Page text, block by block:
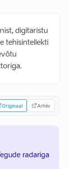
digitaristu
tehisintellekti
Originaal Arhiiv
radariga